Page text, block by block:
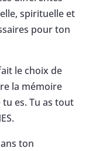
spirituelle et
pour ton
le choix de
la mémoire
es. Tu as tout
ton